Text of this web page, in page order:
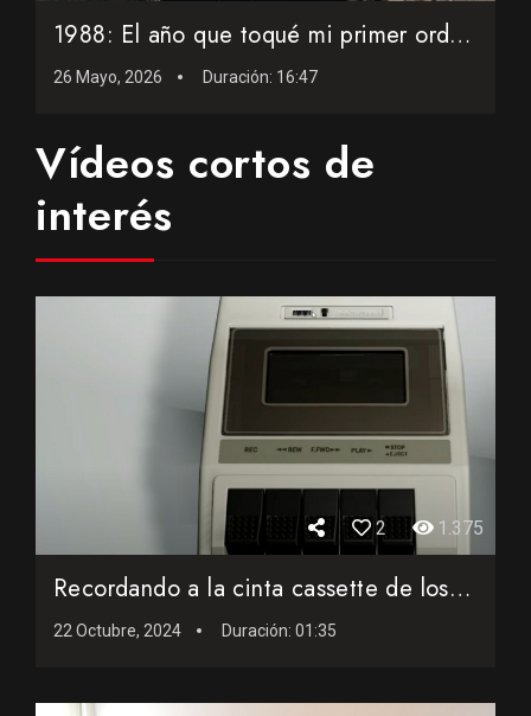
1988: El año que toqué mi primer ordenador portátil
26 Mayo, 2026 Duración: 16:47
Vídeos cortos de
interés
2 1.375
Recordando a la cinta cassette de los ordenadores de 8 bits
22 Octubre, 2024 Duración: 01:35